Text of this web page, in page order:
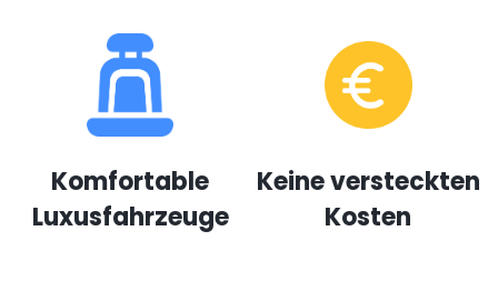
Komfortable
Luxusfahrzeuge
Keine versteckten
Kosten